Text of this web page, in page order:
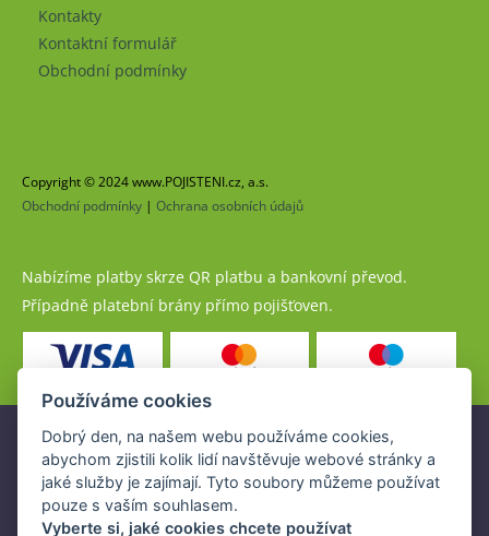
Kontakty
Kontaktní formulář
Obchodní podmínky
Copyright © 2024 www.POJISTENI.cz, a.s.
Obchodní podmínky | Ochrana osobních údajů
Nabízíme platby skrze QR platbu a bankovní převod.
Případně platební brány přímo pojišťoven.
Pojistné produkty jsou nabízeny společností
www.POJISTENI.cz, a.s. na základě platné licence České
národní banky (ČNB).
Licence ČNB umožňuje www.POJISTENI.cz, a.s. poskytovat
Používáme cookies
Dobrý den, na našem webu používáme cookies,
abychom zjistili kolik lidí navštěvuje webové stránky a
jaké služby je zajímají. Tyto soubory můžeme používat
pouze s vaším souhlasem.
Vyberte si, jaké cookies chcete používat